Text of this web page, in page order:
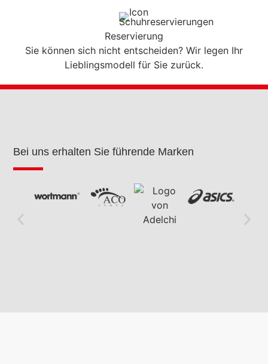
Reservierung
Sie können sich nicht entscheiden? Wir legen Ihr
Lieblingsmodell für Sie zurück.
Bei uns erhalten Sie führende Marken